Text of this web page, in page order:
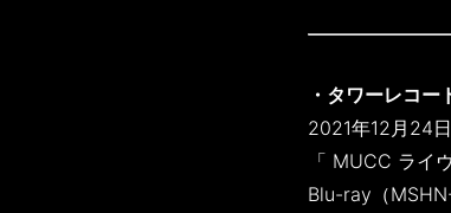
・タワーレコ
2021年12月24
「 MUCC ライ
Blu-ray（